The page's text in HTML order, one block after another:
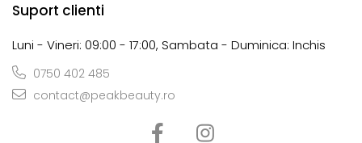
Suport clienti
Luni - Vineri: 09:00 - 17:00, Sambata - Duminica: Inchis
0750 402 485
contact@peakbeauty.ro